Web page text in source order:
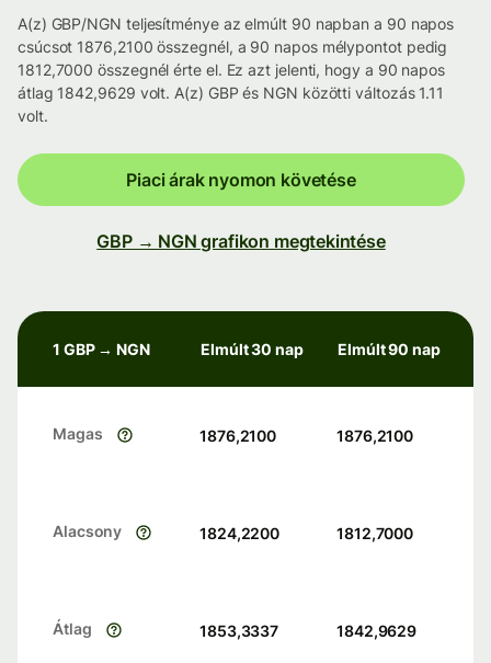
A(z) GBP/NGN teljesítménye az elmúlt 90 napban a 90 napos
csúcsot 1876,2100 összegnél, a 90 napos mélypontot pedig
1812,7000 összegnél érte el. Ez azt jelenti, hogy a 90 napos
átlag 1842,9629 volt. A(z) GBP és NGN közötti változás 1.11
volt.
Piaci árak nyomon követése
GBP → NGN grafikon megtekintése
1 GBP → NGN Elmúlt 30 nap Elmúlt 90 nap
Magas 1876,2100 1876,2100
Alacsony 1824,2200 1812,7000
Átlag 1853,3337 1842,9629